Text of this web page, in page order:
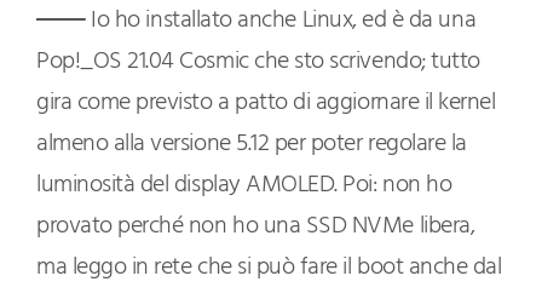
Io ho installato anche Linux, ed è da una
Pop!_OS 21.04 Cosmic che sto scrivendo; tutto
gira come previsto a patto di aggiornare il kernel
almeno alla versione 5.12 per poter regolare la
luminosità del display AMOLED. Poi: non ho
provato perché non ho una SSD NVMe libera,
ma leggo in rete che si può fare il boot anche dal